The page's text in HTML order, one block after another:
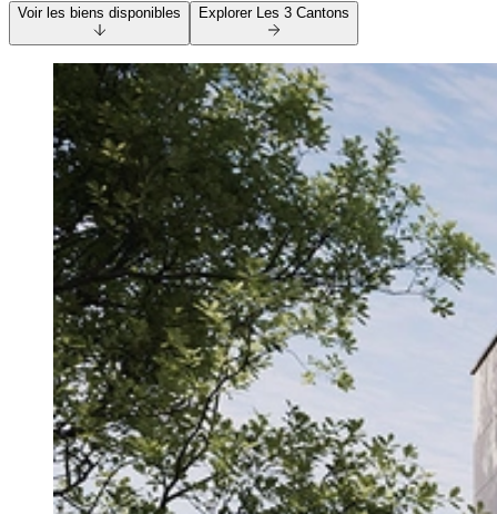
Voir les biens disponibles Explorer Les 3 Cantons